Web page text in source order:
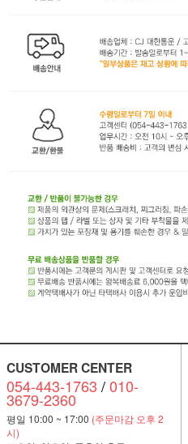
CUSTOMER CENTER
054-443-1763 /010-
3679-2360
평일 10:00 ~ 17:00 (주문마감 오후 2
시)